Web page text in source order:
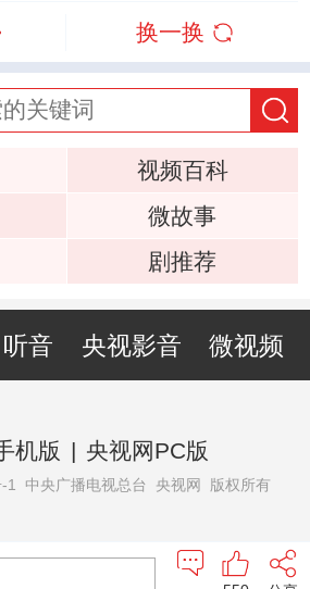
换一换
视频百科
微故事
剧推荐
听音 央视影音 微视频
机版 | 央视网PC版
1 中央广播电视总台 央视网 版权所有